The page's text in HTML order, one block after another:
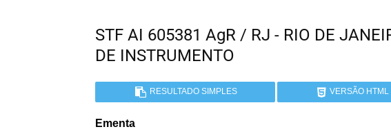
STF AI 605381 AgR / RJ - RIO DE
DE INSTRUMENTO
RESULTADO SIMPLES VERSÃO HTML
Ementa